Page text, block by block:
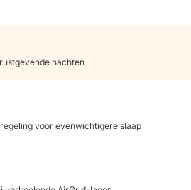
nachten
voor evenwichtigere slaap